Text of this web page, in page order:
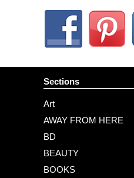
Sections
Art
AWAY FROM HERE
BD
BEAUTY
BOOKS